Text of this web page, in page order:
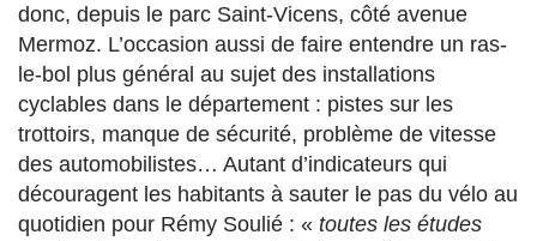
donc, depuis le parc Saint-Vicens, côté avenue
Mermoz. L’occasion aussi de faire entendre un ras-
le-bol plus général au sujet des installations
cyclables dans le département : pistes sur les
trottoirs, manque de sécurité, problème de vitesse
des automobilistes… Autant d’indicateurs qui
découragent les habitants à sauter le pas du vélo au
quotidien pour Rémy Soulié : « toutes les études